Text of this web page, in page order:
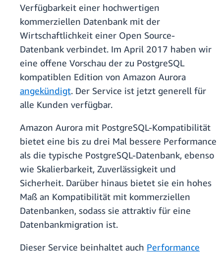
Verfügbarkeit einer hochwertigen
kommerziellen Datenbank mit der
Wirtschaftlichkeit einer Open Source-
Datenbank verbindet. Im April 2017 haben wir
eine offene Vorschau der zu PostgreSQL
kompatiblen Edition von Amazon Aurora
angekündigt. Der Service ist jetzt generell für
alle Kunden verfügbar.
Amazon Aurora mit PostgreSQL-Kompatibilität
bietet eine bis zu drei Mal bessere Performance
als die typische PostgreSQL-Datenbank, ebenso
wie Skalierbarkeit, Zuverlässigkeit und
Sicherheit. Darüber hinaus bietet sie ein hohes
Maß an Kompatibilität mit kommerziellen
Datenbanken, sodass sie attraktiv für eine
Datenbankmigration ist.
Dieser Service beinhaltet auch Performance